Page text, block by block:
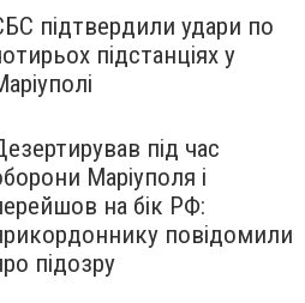
підтвердили удари по
підстанціях у
під час
Маріуполя і
на бік РФ:
повідомили
підозру